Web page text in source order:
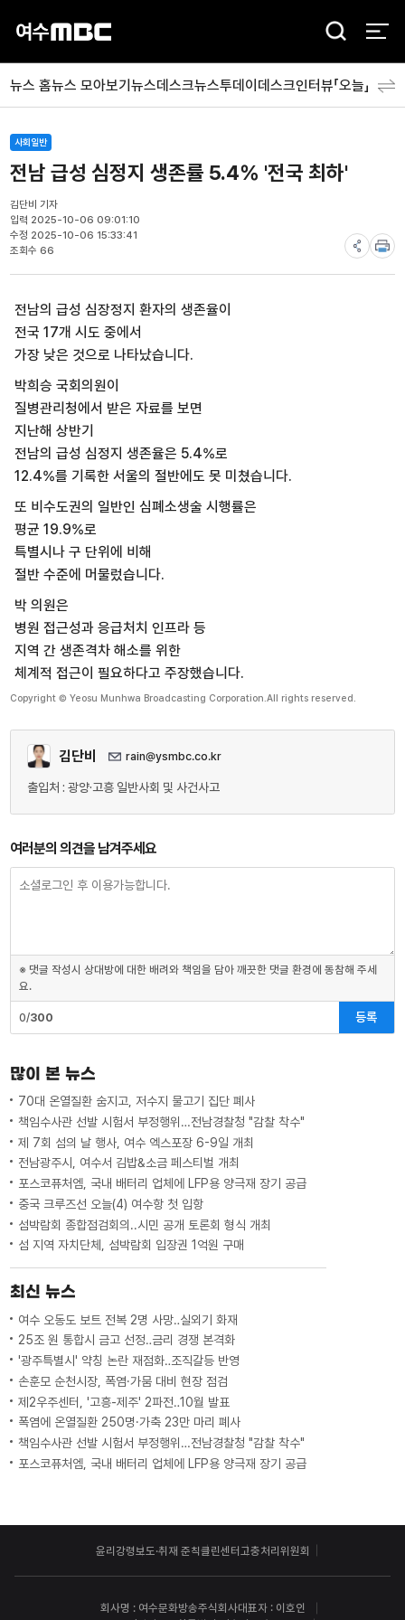
검
뉴스 홈뉴스 모아보기뉴스데스크뉴스투데이데스크인터뷰「오늘」 분야
사회일반
전남 급성 심정지 생존률 5.4% '전국 최하'
김단비 기자
입력 2025-10-06 09:01:10
수정 2025-10-06 15:33:41
조회수 66
전남의 급성 심장정지 환자의 생존율이
전국 17개 시도 중에서
가장 낮은 것으로 나타났습니다.
박희승 국회의원이
질병관리청에서 받은 자료를 보면
지난해 상반기
전남의 급성 심정지 생존율은 5.4%로
12.4%를 기록한 서울의 절반에도 못 미쳤습니다.
또 비수도권의 일반인 심폐소생술 시행률은
평균 19.9%로
특별시나 구 단위에 비해
절반 수준에 머물렀습니다.
박 의원은
병원 접근성과 응급처치 인프라 등
지역 간 생존격차 해소를 위한
체계적 접근이 필요하다고 주장했습니다.
Copyright © Yeosu Munhwa Broadcasting Corporation.All rights reserved.
김단비 rain@ysmbc.co.kr
출입처 : 광양·고흥 일반사회 및 사건사고
여러분의 의견을 남겨주세요
※ 댓글 작성시 상대방에 대한 배려와 책임을 담아 깨끗한 댓글 환경에 동참해 주세
요.
0/300 등록
많이 본 뉴스
70대 온열질환 숨지고, 저수지 물고기 집단 폐사
책임수사관 선발 시험서 부정행위…전남경찰청 "감찰 착수"
제 7회 섬의 날 행사, 여수 엑스포장 6-9일 개최
전남광주시, 여수서 김밥&소금 페스티벌 개최
포스코퓨처엠, 국내 배터리 업체에 LFP용 양극재 장기 공급
중국 크루즈선 오늘(4) 여수항 첫 입항
섬박람회 종합점검회의..시민 공개 토론회 형식 개최
섬 지역 자치단체, 섬박람회 입장권 1억원 구매
최신 뉴스
여수 오동도 보트 전복 2명 사망‥실외기 화재
25조 원 통합시 금고 선정‥금리 경쟁 본격화
'광주특별시' 약칭 논란 재점화‥조직갈등 반영
손훈모 순천시장, 폭염·가뭄 대비 현장 점검
제2우주센터, '고흥-제주' 2파전‥10월 발표
폭염에 온열질환 250명·가축 23만 마리 폐사
책임수사관 선발 시험서 부정행위…전남경찰청 "감찰 착수"
포스코퓨처엠, 국내 배터리 업체에 LFP용 양극재 장기 공급
윤리강령 보도·취재 준칙클린센터 고충처리위원회
회사명 : 여수문화방송주식회사대표자 : 이호인